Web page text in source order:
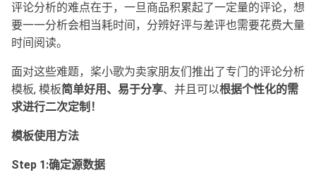
评论分析的难点在于，一旦商品积累起了一定量的评论，想
要一一分析会相当耗时间，分辨好评与差评也需要花费大量
时间阅读。
面对这些难题，桨小歌为卖家朋友们推出了专门的评论分析
模板, 模板简单好用、易于分享、并且可以根据个性化的需
求进行二次定制！
模板使用方法
Step 1:确定源数据